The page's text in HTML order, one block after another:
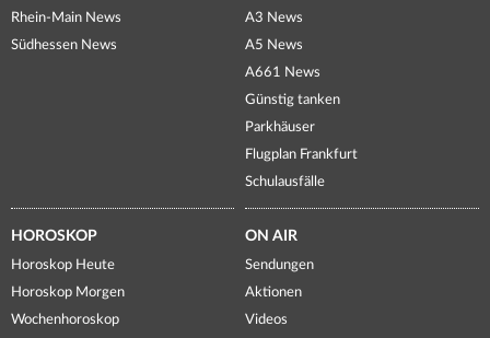
Rhein-Main News
Südhessen News
A3 News
A5 News
A661 News
Günstig tanken
Parkhäuser
Flugplan Frankfurt
Schulausfälle
HOROSKOP
Horoskop Heute
Horoskop Morgen
Wochenhoroskop
ON AIR
Sendungen
Aktionen
Videos